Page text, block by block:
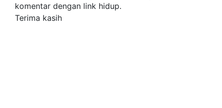
komentar dengan link hidup.
Terima kasih